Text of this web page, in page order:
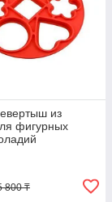
из
фигурных
800 ₸